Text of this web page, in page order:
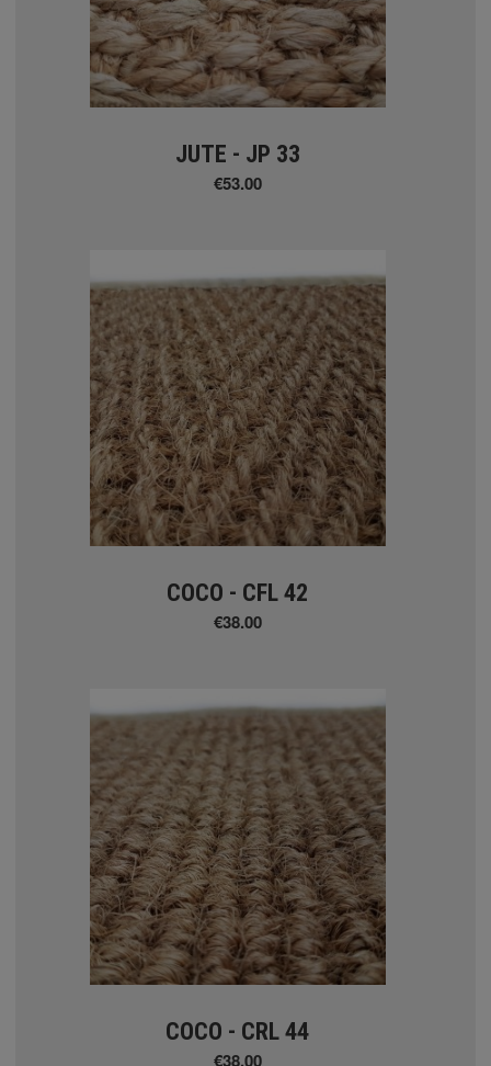
χρώμα - στα μέτραJUTE - JP 33
€53.00
COCO - CFL 42
€38.00
COCO - CRL 44
€38.00